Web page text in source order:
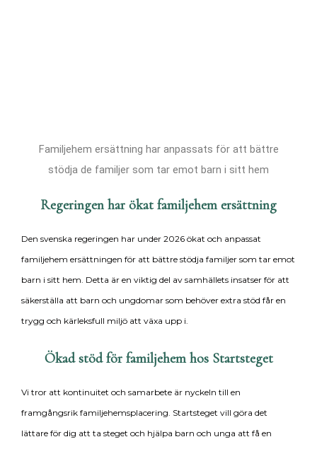
Familjehem ersättning har anpassats för att bättre
stödja de familjer som tar emot barn i sitt hem
Regeringen har ökat familjehem ersättning
Den svenska regeringen har under 2026 ökat och anpassat
familjehem ersättningen för att bättre stödja familjer som tar emot
barn i sitt hem. Detta är en viktig del av samhällets insatser för att
säkerställa att barn och ungdomar som behöver extra stöd får en
trygg och kärleksfull miljö att växa upp i.
Ökad stöd för familjehem hos Startsteget
Vi tror att kontinuitet och samarbete är nyckeln till en
framgångsrik familjehemsplacering. Startsteget vill göra det
lättare för dig att ta steget och hjälpa barn och unga att få en